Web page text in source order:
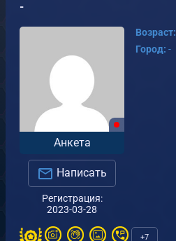
-
Анкета
Написать
Регистрация:
2023-03-28
Возраст:
Город: -
+7